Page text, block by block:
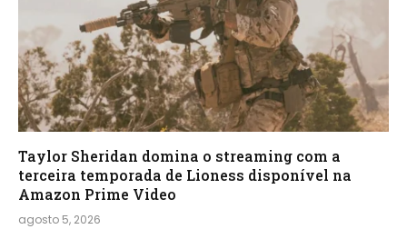
Taylor Sheridan domina o streaming com a
terceira temporada de Lioness disponível na
Amazon Prime Video
agosto 5, 2026